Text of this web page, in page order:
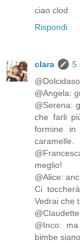
ciao clod
Rispondi
clara
5
@Angela:
@Serena:
che farli
formine in
caramelle.
meglio!
@Alice:
Ci
Vedrai che
@Inco:
bimbe